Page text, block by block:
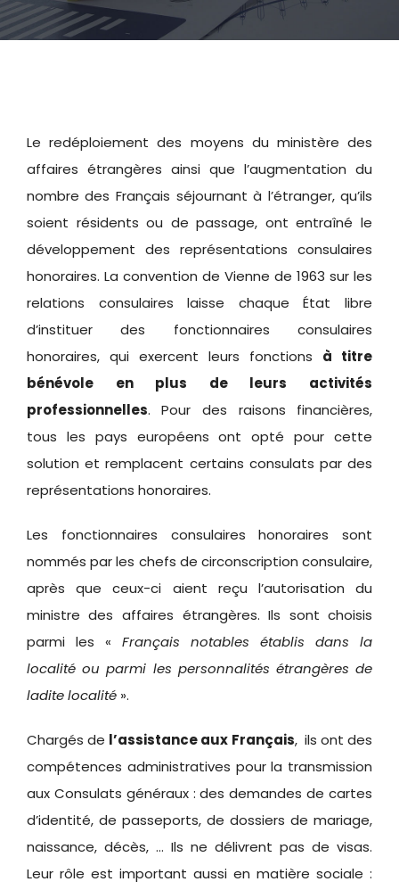
Sites d’intérêt
Le redéploiement des moyens du ministère des
affaires étrangères ainsi que l’augmentation du
nombre des Français séjournant à l’étranger, qu’ils
soient résidents ou de passage, ont entraîné le
développement des représentations consulaires
honoraires. La convention de Vienne de 1963 sur les
relations consulaires laisse chaque État libre
d’instituer des fonctionnaires consulaires
honoraires, qui exercent leurs fonctions à titre
bénévole en plus de leurs activités
professionnelles. Pour des raisons financières,
tous les pays européens ont opté pour cette
solution et remplacent certains consulats par des
représentations honoraires.
Les fonctionnaires consulaires
honoraires sont
nommés par les chefs de circonscription consulaire,
après que ceux-ci aient reçu l’autorisation du
ministre des affaires étrangères. Ils sont choisis
parmi les « Français notables établis dans la
localité ou parmi les personnalités étrangères de
ladite localité».
Chargés de l’assistance aux Français, ils ont des
compétences administratives pour la transmission
aux Consulats généraux : des demandes de cartes
d’identité, de passeports, de dossiers de mariage,
naissance, décès, … Ils ne délivrent pas de visas.
Leur rôle est important aussi en matière sociale :